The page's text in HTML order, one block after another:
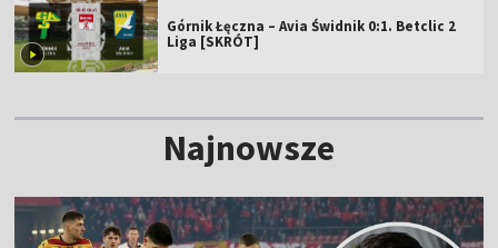
Górnik Łęczna – Avia Świdnik 0:1. Betclic 2
Liga [SKRÓT]
Najnowsze